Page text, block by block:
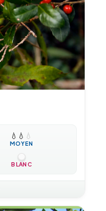
💧 💧 💧
MOYEN
BLANC